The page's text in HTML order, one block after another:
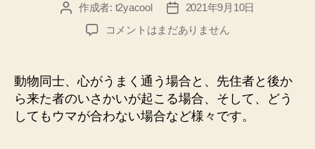
投 作成者: t2yacool
投
稿
2021年9月10日
柴
い
ち
君
は、
コメントはまだありません
動物同士、心がうまく通う場合と、先住者と後か
ら来た者のいさかいが起こる場合、そして、どう
してもウマが合わない場合など様々です。